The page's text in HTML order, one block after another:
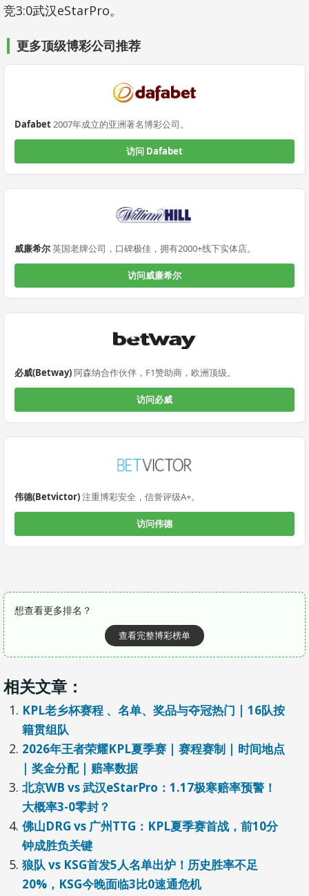
竞3:0武汉eStarPro。
更多顶级博彩公司推荐
Dafabet2007年成立的亚洲著名博彩公司。
访问 Dafabet
威廉希尔英国老牌公司，口碑极佳，拥有2000+线下实体店。
访问威廉希尔
必威(Betway)阿森纳合作伙伴，F1赞助商，欧洲顶级。
访问必威
伟德(Betvictor)注重博彩安全，信誉评级A+。
访问伟德
想查看更多排名？
查看完整博彩榜单
相关文章：
KPL老乡杯赛程 、名单、奖品与夺冠热门 | 16队按
籍贯组队
2026年王者荣耀KPL夏季赛 | 赛程赛制 | 时间地点
| 奖金分配 | 赔率数据
北京WB vs 武汉eStarPro：1.17极寒赔率预警！
大概率3-0零封？
佛山DRG vs 广州TTG：KPL夏季赛首战，前10分
钟成胜负关键
狼队 vs KSG首发5人名单出炉！历史胜率不足
20%，KSG今晚面临3比0速通危机